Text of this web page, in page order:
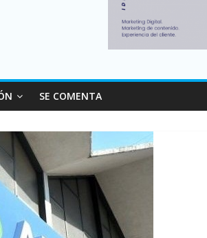
SE COMENTA